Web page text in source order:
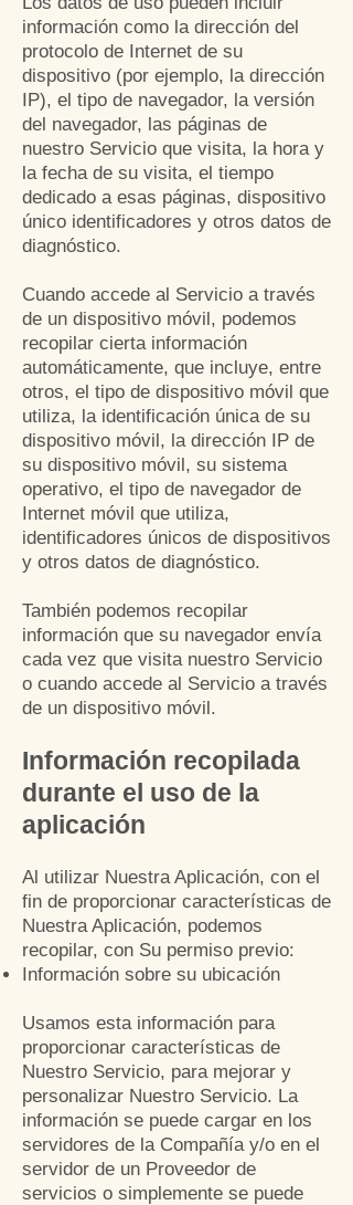
información como la dirección del
protocolo de Internet de su
dispositivo (por ejemplo, la dirección
IP), el tipo de navegador, la versión
del navegador, las páginas de
nuestro Servicio que visita, la hora y
la fecha de su visita, el tiempo
dedicado a esas páginas, dispositivo
único identificadores y otros datos de
diagnóstico.
Cuando accede al Servicio a través
de un dispositivo móvil, podemos
recopilar cierta información
automáticamente, que incluye, entre
otros, el tipo de dispositivo móvil que
utiliza, la identificación única de su
dispositivo móvil, la dirección IP de
su dispositivo móvil, su sistema
operativo, el tipo de navegador de
Internet móvil que utiliza,
identificadores únicos de dispositivos
y otros datos de diagnóstico.
También podemos recopilar
información que su navegador envía
cada vez que visita nuestro Servicio
o cuando accede al Servicio a través
de un dispositivo móvil.
Información recopilada
durante el uso de la
aplicación
Al utilizar Nuestra Aplicación, con el
fin de proporcionar características de
Nuestra Aplicación, podemos
recopilar, con Su permiso previo:
Información sobre su ubicación
Usamos esta información para
proporcionar características de
Nuestro Servicio, para mejorar y
personalizar Nuestro Servicio. La
información se puede cargar en los
servidores de la Compañía y/o en el
servidor de un Proveedor de
servicios o simplemente se puede